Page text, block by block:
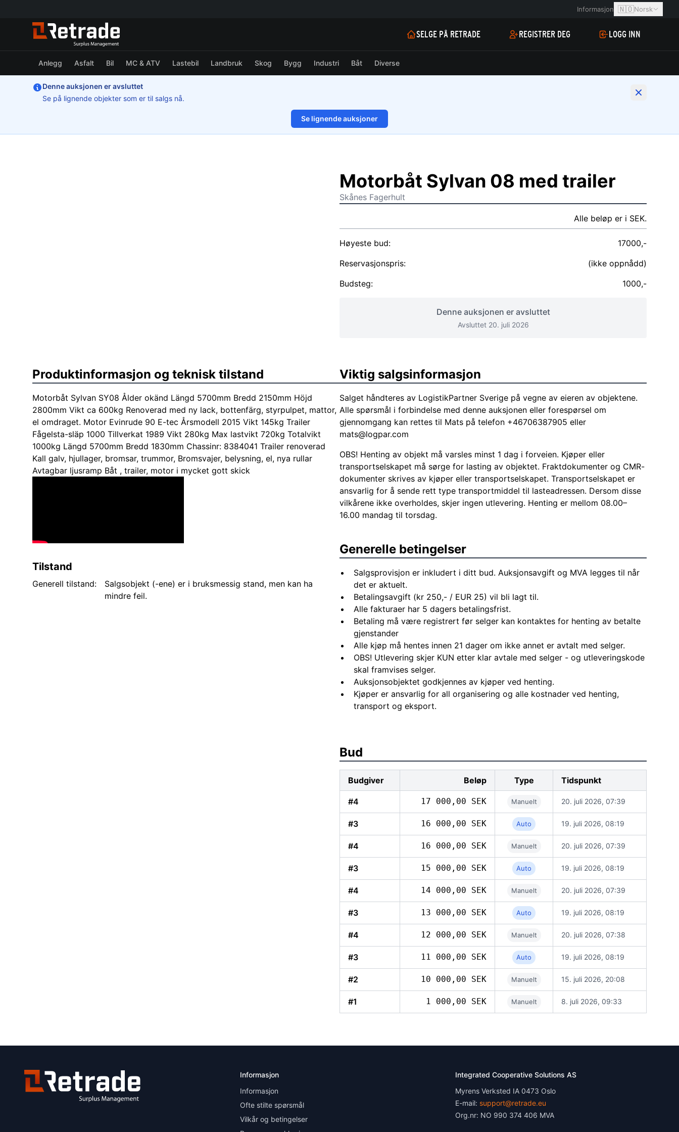
Informasjon 🇳🇴Norsk
SELGE PÅ RETRADE REGISTRER DEG LOGG INN
Anlegg Asfalt Bil MC & ATV Lastebil Landbruk Skog Bygg Industri Båt Diverse
Denne auksjonen er avsluttet
Se på lignende objekter som er til salgs nå.
Se lignende auksjoner
1/30
Motorbåt Sylvan 08 med trailer
Skånes Fagerhult
Alle beløp er i SEK.
Høyeste bud:
17000,-
Reservasjonspris:
(ikke oppnådd)
Budsteg:
1000,-
Denne auksjonen er avsluttet
Avsluttet 20. juli 2026
Produktinformasjon og teknisk tilstand
Motorbåt Sylvan SY08 Ålder okänd Längd 5700mm Bredd 2150mm Höjd
2800mm Vikt ca 600kg Renoverad med ny lack, bottenfärg, styrpulpet, mattor,
el omdraget. Motor Evinrude 90 E-tec Årsmodell 2015 Vikt 145kg Trailer
Fågelsta-släp 1000 Tillverkat 1989 Vikt 280kg Max lastvikt 720kg Totalvikt
1000kg Längd 5700mm Bredd 1830mm Chassinr: 8384041 Trailer renoverad
Kall galv, hjullager, bromsar, trummor, Bromsvajer, belysning, el, nya rullar
Avtagbar ljusramp Båt , trailer, motor i mycket gott skick
Tilstand
Generell tilstand:
Salgsobjekt (-ene) er i bruksmessig stand, men kan ha
mindre feil.
Viktig salgsinformasjon
Salget håndteres av LogistikPartner Sverige på vegne av eieren av objektene.
Alle spørsmål i forbindelse med denne auksjonen eller forespørsel om
gjennomgang kan rettes til Mats på telefon +46706387905 eller
mats@logpar.com
OBS! Henting av objekt må varsles minst 1 dag i forveien. Kjøper eller
transportselskapet må sørge for lasting av objektet. Fraktdokumenter og CMR-
dokumenter skrives av kjøper eller transportselskapet. Transportselskapet er
ansvarlig for å sende rett type transportmiddel til lasteadressen. Dersom disse
vilkårene ikke overholdes, skjer ingen utlevering. Henting er mellom 08.00–
16.00 mandag til torsdag.
Generelle betingelser
Salgsprovisjon er inkludert i ditt bud. Auksjonsavgift og MVA legges til når
det er aktuelt.
Betalingsavgift (kr 250,- / EUR 25) vil bli lagt til.
Alle fakturaer har 5 dagers betalingsfrist.
Betaling må være registrert før selger kan kontaktes for henting av betalte
gjenstander
Alle kjøp må hentes innen 21 dager om ikke annet er avtalt med selger.
OBS! Utlevering skjer KUN etter klar avtale med selger - og utleveringskode
skal framvises selger.
Auksjonsobjektet godkjennes av kjøper ved henting.
Kjøper er ansvarlig for all organisering og alle kostnader ved henting,
transport og eksport.
Bud
Budgiver Beløp Type Tidspunkt
#4 17 000,00 SEK Manuelt 20. juli 2026, 07:39
#3 16 000,00 SEK Auto 19. juli 2026, 08:19
#4 16 000,00 SEK Manuelt 20. juli 2026, 07:39
#3 15 000,00 SEK Auto 19. juli 2026, 08:19
#4 14 000,00 SEK Manuelt 20. juli 2026, 07:39
#3 13 000,00 SEK Auto 19. juli 2026, 08:19
#4 12 000,00 SEK Manuelt 20. juli 2026, 07:38
#3 11 000,00 SEK Auto 19. juli 2026, 08:19
#2 10 000,00 SEK Manuelt 15. juli 2026, 20:08
#1 1 000,00 SEK Manuelt 8. juli 2026, 09:33
Informasjon
Informasjon
Ofte stilte spørsmål
Vilkår og betingelser
Integrated Cooperative Solutions AS
Myrens Verksted IA 0473 Oslo
E-mail: support@retrade.eu
Org.nr: NO 990 374 406 MVA